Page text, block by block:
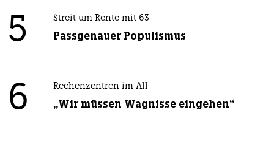
5 Streit um Rente mit 63
Passgenauer Populismus
6 Rechenzentren im All
„Wir müssen Wagnisse eingehen“